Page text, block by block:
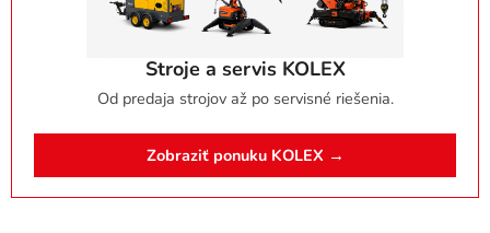
Stroje a servis KOLEX
Od predaja strojov až po servisné riešenia.
Zobraziť ponuku KOLEX →